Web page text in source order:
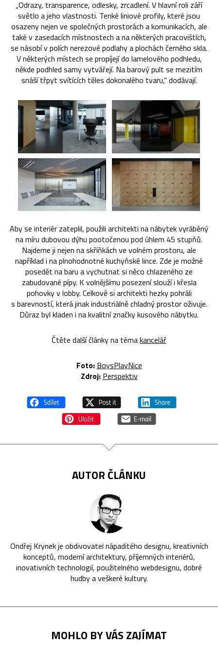
„Odrazy, transparence, odlesky, zrcadlení. V hlavní roli září
světlo a jeho vlastnosti. Tenké liniové profily, které jsou
osazeny nejen ve společných prostorách a komunikacích, ale
také v zasedacích místnostech a na některých pracovištích,
se násobí v polích nerezové podlahy a plochách černého skla.
V některých místech se propíjejí do lamelového podhledu,
někde podhled samy vytvářejí. Na barový pult se mezitím
snáší třpyt svítících těles dokonalého tvaru,“ dodávají.
Aby se interiér zateplil, použili architekti na nábytek vyráběný
na míru dubovou dýhu pootočenou pod úhlem 45 stupňů.
Najdeme ji nejen na skříňkách ve volném prostoru, ale
například i na plnohodnotné kuchyňské lince. Zde je možné
posedět na baru a vychutnat si něco chlazeného ze
zabudované pípy. K volnějšímu posezení slouží i křesla
pohovky v lobby. Celkově si architekti hezky pohráli
s barevností, která jinak industriálně chladný prostor oživuje.
Důraz byl kladen i na kvalitní značky kusového nábytku.
Čtěte další články na témakancelář
Foto: BoysPlayNice
Zdroj: Perspektiv
AUTOR ČLÁNKU
Ondřej Krynek je obdivovatel nápaditého designu, kreativních
konceptů, moderní architektury, příjemných interiérů,
inovativních technologií, použitelného webdesignu, dobré
hudby a veškeré kultury.
MOHLO BY VÁS ZAJÍMAT